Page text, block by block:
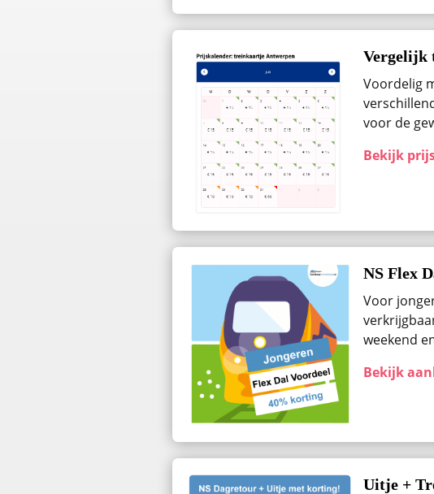
Vergelijk
Voordelig
voor de
Bekijk
NS Flex
Voor
weekend
Bekijk
Uitje +